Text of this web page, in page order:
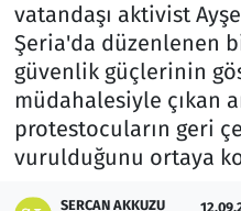
vatandaşı aktivist
Şeria'da düzenlenen
güvenlik güçlerinin
müdahalesiyle çıkan
protestocuların geri
vurulduğunu ortaya
SERCAN AKKUZU
Memur ve Kamu
Otomobil
Oyun